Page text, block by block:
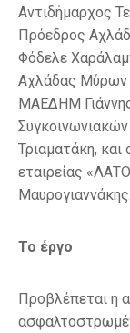
Αντιδήμαρχος
Πρόεδρος
Φόδελε
Αχλάδας Μύρων
ΜΑΕΔΗΜ
Τριαματάκη,
εταιρείας
Μαυρογιαννάκης.
Το έργο
Προβλέπεται η